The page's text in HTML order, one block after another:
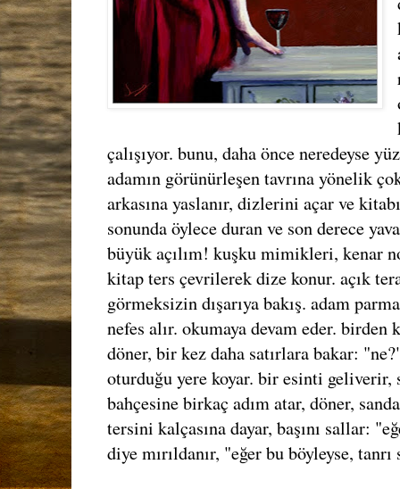
çalışıyor. bunu, daha önce neredeyse
adamın görünürleşen tavrına yönelik
arkasına yaslanır, dizlerini açar ve
sonunda öylece duran ve son derece
büyük açılım! kuşku mimikleri, kenar
kitap ters çevrilerek dize konur. açık
görmeksizin dışarıya bakış. adam
nefes alır. okumaya devam eder.
döner, bir kez daha satırlara bakar:
oturduğu yere koyar. bir esinti geliverir,
bahçesine birkaç adım atar, döner,
tersini kalçasına dayar, başını sallar:
diye mırıldanır, "eğer bu böyleyse,